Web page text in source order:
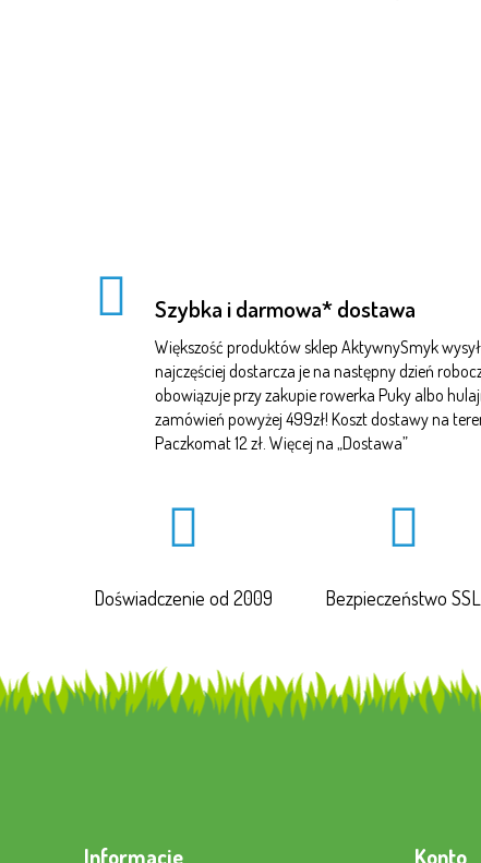
Szybka i darmowa* dostawa
Większość produktów sklep AktywnySmyk
najczęściej dostarcza je na następny dzień
obowiązuje przy zakupie rowerka Puky albo
zamówień powyżej 499zł! Koszt dostawy na
Paczkomat 12 zł. Więcej na „Dostawa”
Doświadczenie od 2009 Bezpieczeństwo SSL
Informacje Konto